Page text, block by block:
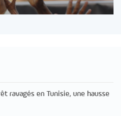
ravagés en Tunisie, une hausse